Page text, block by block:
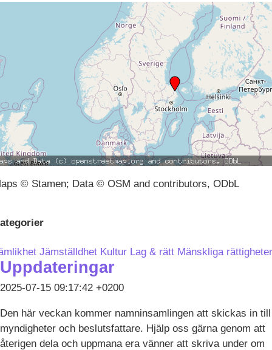
© Stamen; Data © OSM and contributors, ODbL
Jämställdhet Kultur Lag & rätt Mänskliga rättigheter
Uppdateringar
2025-07-15 09:17:42 +0200
Den här veckan kommer namninsamlingen att skickas in till
myndigheter och beslutsfattare. Hjälp oss gärna genom att
återigen dela och uppmana era vänner att skriva under om